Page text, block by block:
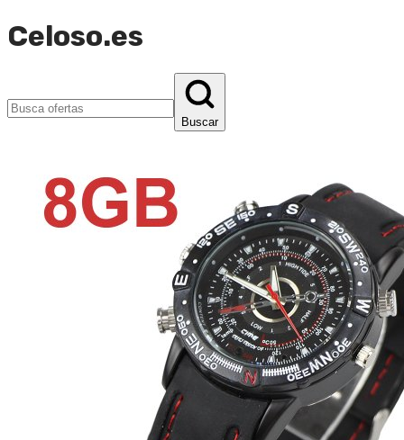
Celoso.es
Buscar